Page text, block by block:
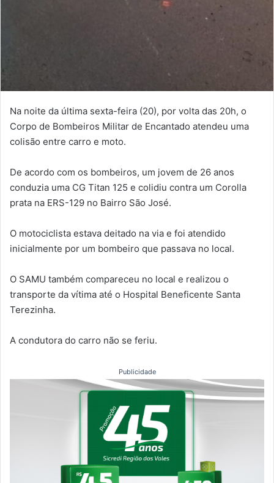
Na noite da última sexta-feira (20), por volta das 20h, o
Corpo de Bombeiros Militar de Encantado atendeu uma
colisão entre carro e moto.
De acordo com os bombeiros, um jovem de 26 anos
conduzia uma CG Titan 125 e colidiu contra um Corolla
prata na ERS-129 no Bairro São José.
O motociclista estava deitado na via e foi atendido
inicialmente por um bombeiro que passava no local.
O SAMU também compareceu no local e realizou o
transporte da vítima até o Hospital Beneficente Santa
Terezinha.
A condutora do carro não se feriu.
Publicidade